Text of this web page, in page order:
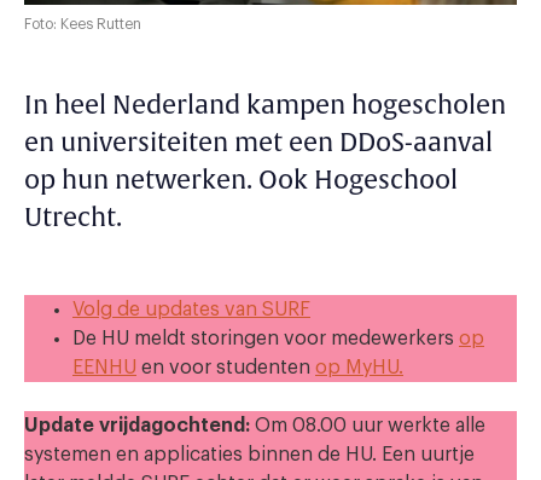
Foto: Kees Rutten
In heel Nederland kampen hogescholen
en universiteiten met een DDoS-aanval
op hun netwerken. Ook Hogeschool
Utrecht.
Volg de updates van SURF
De HU meldt storingen voor medewerkers op
EENHU en voor studenten op MyHU.
Update vrijdagochtend: Om 08.00 uur werkte alle
systemen en applicaties binnen de HU. Een uurtje